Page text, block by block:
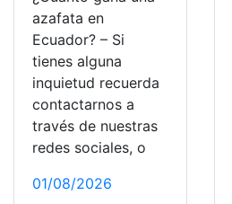
azafata en
Ecuador? – Si
tienes alguna
inquietud recuerda
contactarnos a
través de nuestras
redes sociales, o
01/08/2026